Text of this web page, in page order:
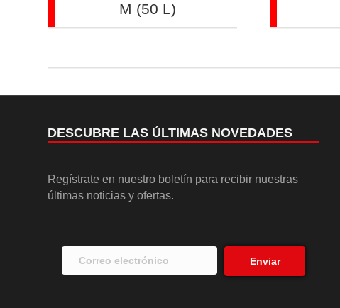
M (50 L)
DESCUBRE LAS ÚLTIMAS NOVEDADES
Regístrate en nuestro boletín para recibir nuestras
últimas noticias y ofertas.
Enviar